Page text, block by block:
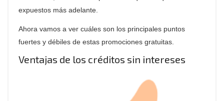
expuestos más adelante.
Ahora vamos a ver cuáles son los principales puntos
fuertes y débiles de estas promociones gratuitas.
Ventajas de los créditos sin intereses